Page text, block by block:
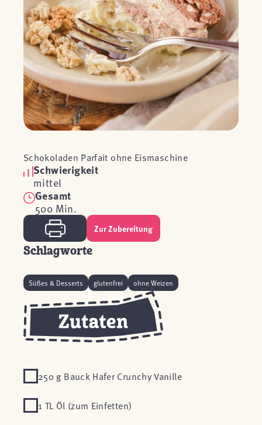
Schokoladen Parfait ohne Eismaschine
Schwierigkeit
mittel
Gesamt
500 Min.
Zur Zubereitung
Schlagworte
Süßes & Desserts glutenfrei ohne Weizen
250 g Bauck Hafer Crunchy Vanille
1 TL Öl (zum Einfetten)